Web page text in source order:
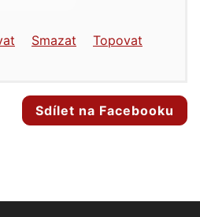
Smazat
Topovat
Sdílet na Facebooku